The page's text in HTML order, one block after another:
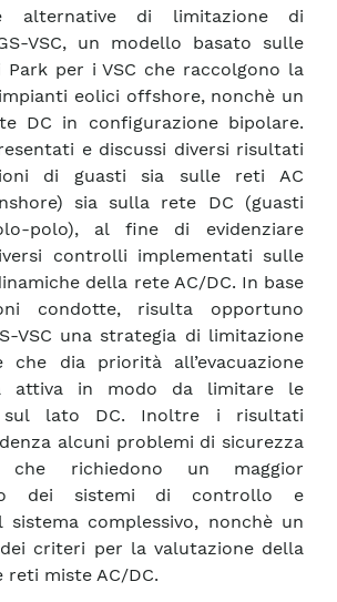
alternative di limitazione di
VSC, un modello basato sulle
per i VSC che raccolgono la
eolici offshore, nonchè un
DC in configurazione bipolare.
e discussi diversi risultati
di guasti sia sulle reti AC
sia sulla rete DC (guasti
polo), al fine di evidenziare
controlli implementati sulle
della rete AC/DC. In base
condotte, risulta opportuno
VSC una strategia di limitazione
che dia priorità all’evacuazione
attiva in modo da limitare le
sul lato DC. Inoltre i risultati
alcuni problemi di sicurezza
che richiedono un maggior
dei sistemi di controllo e
sistema complessivo, nonchè un
criteri per la valutazione della
reti miste AC/DC.